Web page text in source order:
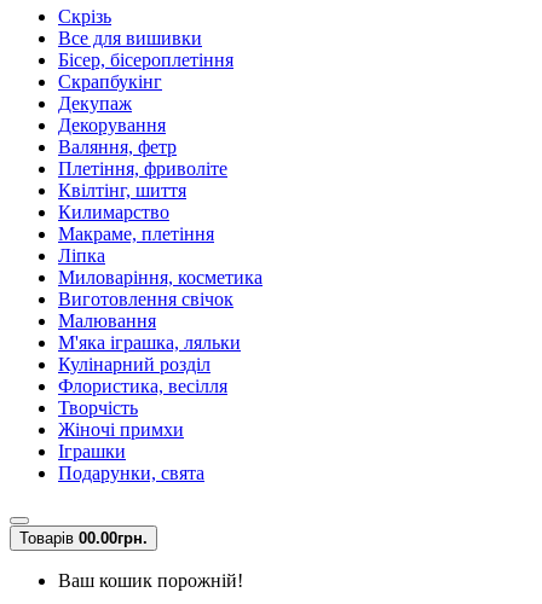
Скрізь
Все для вишивки
Бісер, бісероплетіння
Скрапбукінг
Декупаж
Декорування
Валяння, фетр
Плетіння, фриволіте
Квілтінг, шиття
Килимарство
Макраме, плетіння
Ліпка
Миловаріння, косметика
Виготовлення свічок
Малювання
М'яка іграшка, ляльки
Кулінарний розділ
Флористика, весілля
Творчість
Жіночі примхи
Іграшки
Подарунки, свята
Товарів 00.00грн.
Ваш кошик порожній!